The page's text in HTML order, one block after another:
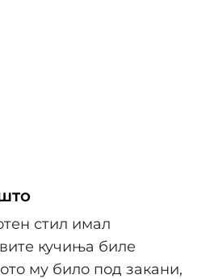
стил имал
кучиња биле
му било под закани,